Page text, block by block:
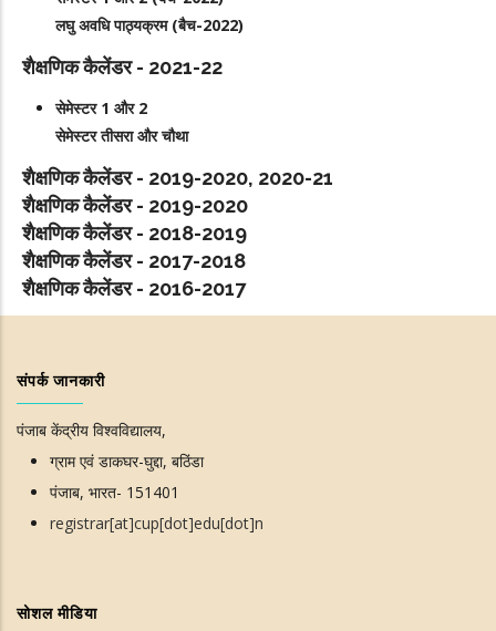
लघु अवधि पाठ्यक्रम (बैच-2022)
शैक्षणिक कैलेंडर - 2021-22
सेमेस्टर 1 और 2
सेमेस्टर तीसरा और चौथा
शैक्षणिक कैलेंडर - 2019-2020, 2020-21
शैक्षणिक कैलेंडर - 2019-2020
शैक्षणिक कैलेंडर - 2018-2019
शैक्षणिक कैलेंडर - 2017-2018
शैक्षणिक कैलेंडर - 2016-2017
संपर्क जानकारी
पंजाब केंद्रीय विश्वविद्यालय,
ग्राम एवं डाकघर-घुद्दा, बठिंडा
पंजाब, भारत- 151401
registrar[at]cup[dot]edu[dot]n
सोशल मीडिया